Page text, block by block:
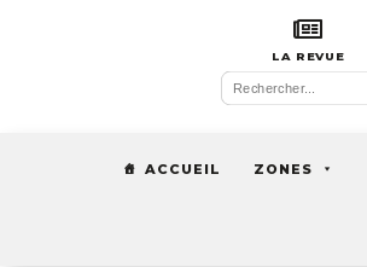
LA REVUE
Search
for:
ACCUEIL ZONES